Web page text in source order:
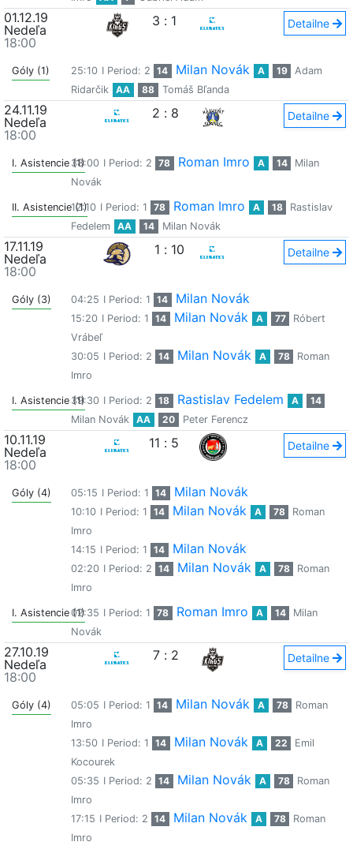
01.12.19
Nedeľa
18:00
3 : 1 Detailne
Góly (1) 25:10 I Period: 2 14 Milan Novák A 19
Adam
Ridarčik
AA 88 Tomáš Bľanda
24.11.19
Nedeľa
18:00
2 : 8 Detailne
I. Asistencie (1)38:00 I Period: 2 78 Roman Imro A 14
Milan
Novák
II. Asistencie (1)
12:10 I Period: 1 78 Roman Imro A 18
Rastislav
Fedelem
AA 14 Milan Novák
17.11.19
Nedeľa
18:00
1 : 10 Detailne
Góly (3) 04:25 I Period: 1 14 Milan Novák
15:20 I Period: 1 14 Milan Novák A 77
Róbert
Vrábeľ
30:05 I Period: 2 14 Milan Novák A 78
Roman
Imro
I. Asistencie (1)39:30 I Period: 2 18 Rastislav Fedelem A
14
Milan Novák
AA 20 Peter Ferencz
10.11.19
Nedeľa
18:00
11 : 5 Detailne
Góly (4) 05:15 I Period: 1 14 Milan Novák
10:10 I Period: 1 14 Milan Novák A 78
Roman
Imro
14:15 I Period: 1 14 Milan Novák
02:20 I Period: 2 14 Milan Novák A 78
Roman
Imro
I. Asistencie (1)02:35 I Period: 1 78 Roman Imro A 14
Milan
Novák
27.10.19
Nedeľa
18:00
7 : 2 Detailne
Góly (4) 05:05 I Period: 1 14 Milan Novák A 78
Roman
Imro
13:50 I Period: 1 14 Milan Novák A 22
Emil
Kocourek
05:35 I Period: 2 14 Milan Novák A 78
Roman
Imro
17:15 I Period: 2 14 Milan Novák A 78
Roman
Imro